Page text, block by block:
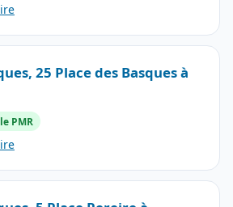
25 Place des Basques à
PMR